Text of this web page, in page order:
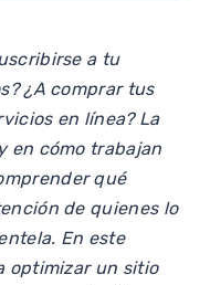
a tu
¿A comprar tus
en línea? La
en cómo trabajan
qué
de quienes lo
En este
optimizar un sitio